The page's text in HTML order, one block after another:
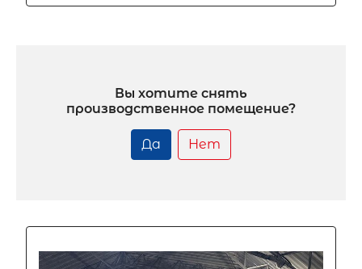
Вы хотите снять
производственное помещение?
Да Нет